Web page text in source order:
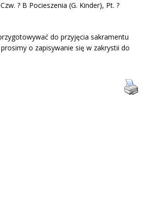
? B Pocieszenia (G. Kinder), Pt. ?
do przyjęcia sakramentu
o zapisywanie się w zakrystii do